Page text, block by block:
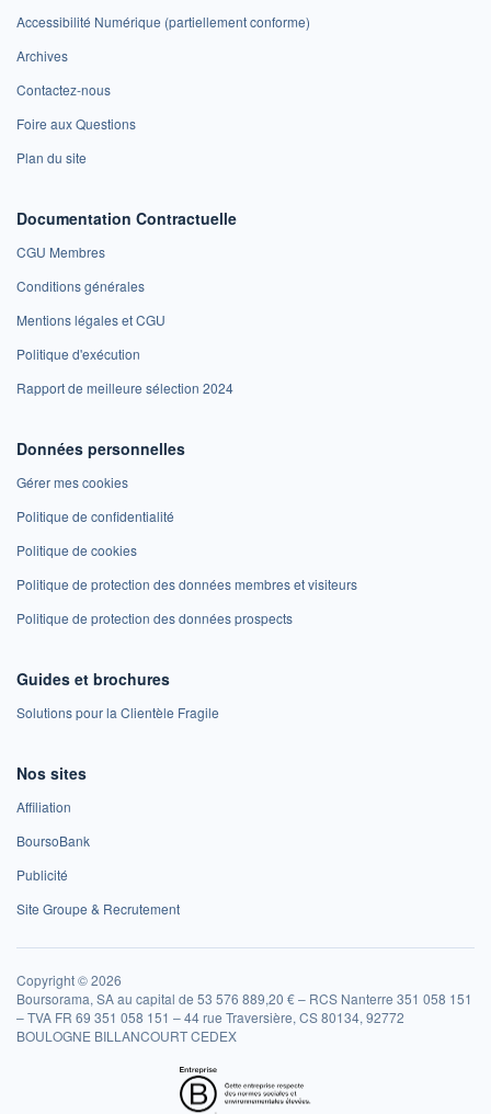
Accessibilité Numérique (partiellement conforme)
Archives
Contactez-nous
Foire aux Questions
Plan du site
Documentation Contractuelle
CGU Membres
Conditions générales
Mentions légales et CGU
Politique d'exécution
Rapport de meilleure sélection 2024
Données personnelles
Gérer mes cookies
Politique de confidentialité
Politique de cookies
Politique de protection des données membres et visiteurs
Politique de protection des données prospects
Guides et brochures
Solutions pour la Clientèle Fragile
Nos sites
Affiliation
BoursoBank
Publicité
Site Groupe & Recrutement
Copyright © 2026
Boursorama, SA au capital de 53 576 889,20 € – RCS Nanterre 351 058 151
– TVA FR 69 351 058 151 – 44 rue Traversière, CS 80134, 92772
BOULOGNE BILLANCOURT CEDEX